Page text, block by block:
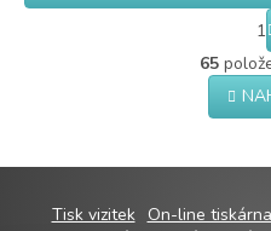
í
1
65
Tisk vizitek On-line